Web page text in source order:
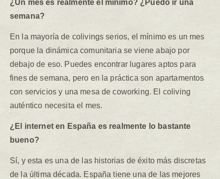
¿Un mes es realmente el mínimo? ¿Puedo ir una
semana?
En la mayoría de colivings serios, el mínimo es un mes
porque la dinámica comunitaria se viene abajo por
debajo de eso. Puedes encontrar lugares aptos para
fines de semana, pero en la práctica son apartamentos
con servicios y una mesa de coworking. El coliving
auténtico necesita el mes.
¿El internet en España es realmente lo bastante
bueno?
Sí, y esta es una de las historias de éxito más discretas
de la última década. España tiene una de las mejores